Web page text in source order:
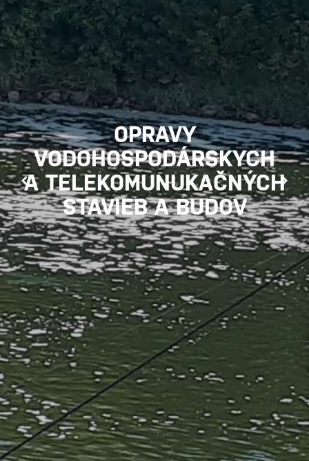
NÁTERY a PRÍPRAVA
POVRCHOV
OPRAVY
VODOHOSPODÁRSKYCH
A TELEKOMUNUKAČNÝCH
STAVIEB A BUDOV
VÝŠKOVÉ PRÁCE